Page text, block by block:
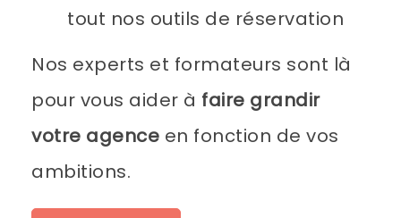
tout nos outils de réservation
Nos experts et formateurs sont là
pour vous aider à faire grandir
votre agence en fonction de vos
ambitions.